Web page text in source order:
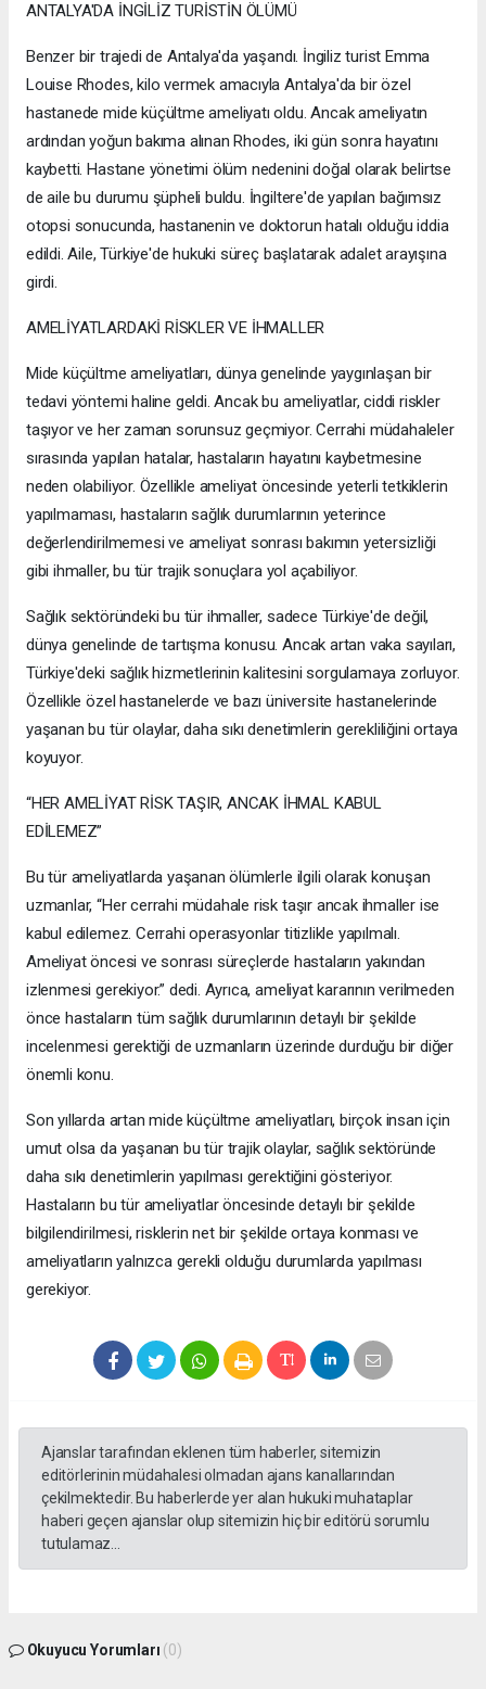
ANTALYA'DA İNGİLİZ TURİSTİN ÖLÜMÜ
Benzer bir trajedi de Antalya'da yaşandı. İngiliz turist Emma
Louise Rhodes, kilo vermek amacıyla Antalya'da bir özel
hastanede mide küçültme ameliyatı oldu. Ancak ameliyatın
ardından yoğun bakıma alınan Rhodes, iki gün sonra hayatını
kaybetti. Hastane yönetimi ölüm nedenini doğal olarak belirtse
de aile bu durumu şüpheli buldu. İngiltere'de yapılan bağımsız
otopsi sonucunda, hastanenin ve doktorun hatalı olduğu iddia
edildi. Aile, Türkiye'de hukuki süreç başlatarak adalet arayışına
girdi.
AMELİYATLARDAKİ RİSKLER VE İHMALLER
Mide küçültme ameliyatları, dünya genelinde yaygınlaşan bir
tedavi yöntemi haline geldi. Ancak bu ameliyatlar, ciddi riskler
taşıyor ve her zaman sorunsuz geçmiyor. Cerrahi müdahaleler
sırasında yapılan hatalar, hastaların hayatını kaybetmesine
neden olabiliyor. Özellikle ameliyat öncesinde yeterli tetkiklerin
yapılmaması, hastaların sağlık durumlarının yeterince
değerlendirilmemesi ve ameliyat sonrası bakımın yetersizliği
gibi ihmaller, bu tür trajik sonuçlara yol açabiliyor.
Sağlık sektöründeki bu tür ihmaller, sadece Türkiye'de değil,
dünya genelinde de tartışma konusu. Ancak artan vaka sayıları,
Türkiye'deki sağlık hizmetlerinin kalitesini sorgulamaya zorluyor.
Özellikle özel hastanelerde ve bazı üniversite hastanelerinde
yaşanan bu tür olaylar, daha sıkı denetimlerin gerekliliğini ortaya
koyuyor.
“HER AMELİYAT RİSK TAŞIR, ANCAK İHMAL KABUL
EDİLEMEZ”
Bu tür ameliyatlarda yaşanan ölümlerle ilgili olarak konuşan
uzmanlar, “Her cerrahi müdahale risk taşır ancak ihmaller ise
kabul edilemez. Cerrahi operasyonlar titizlikle yapılmalı.
Ameliyat öncesi ve sonrası süreçlerde hastaların yakından
izlenmesi gerekiyor.” dedi. Ayrıca, ameliyat kararının verilmeden
önce hastaların tüm sağlık durumlarının detaylı bir şekilde
incelenmesi gerektiği de uzmanların üzerinde durduğu bir diğer
önemli konu.
Son yıllarda artan mide küçültme ameliyatları, birçok insan için
umut olsa da yaşanan bu tür trajik olaylar, sağlık sektöründe
daha sıkı denetimlerin yapılması gerektiğini gösteriyor.
Hastaların bu tür ameliyatlar öncesinde detaylı bir şekilde
bilgilendirilmesi, risklerin net bir şekilde ortaya konması ve
ameliyatların yalnızca gerekli olduğu durumlarda yapılması
gerekiyor.
Ajanslar tarafından eklenen tüm haberler, sitemizin
editörlerinin müdahalesi olmadan ajans kanallarından
çekilmektedir. Bu haberlerde yer alan hukuki muhataplar
haberi geçen ajanslar olup sitemizin hiç bir editörü sorumlu
tutulamaz...
Okuyucu Yorumları (0)